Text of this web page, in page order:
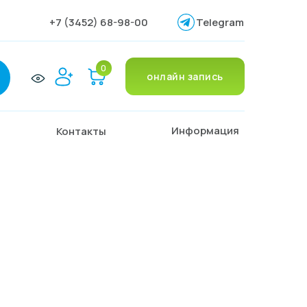
+7 (3452) 68-98-00
онлайн запись
Контакты Информация
0
Telegram